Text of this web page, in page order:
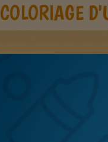
COLORIAGE